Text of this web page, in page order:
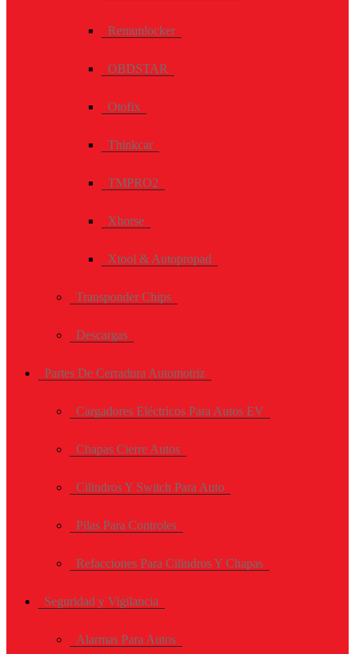
Remunlocker
OBDSTAR
Otofix
Thinkcar
TMPRO2
Xhorse
Xtool & Autopropad
Transponder Chips
Descargas
Partes De Cerradura Automotriz
Cargadores Eléctricos Para Autos EV
Chapas Cierre Autos
Cilindros Y Switch Para Auto
Pilas Para Controles
Refacciones Para Cilindros Y Chapas
Seguridad y Vigilancia
Alarmas Para Autos